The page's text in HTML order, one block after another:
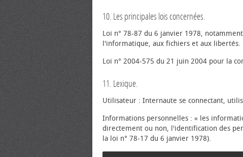
10. Les principales lois concernées.
Loi n° 78-87 du 6 janvier 1978,
l'informatique, aux fichiers et aux libertés.
Loi n° 2004-575 du 21 juin 2004 pour la
11. Lexique.
Utilisateur : Internaute se connectant,
Informations personnelles : « les
directement ou non, l'identification des
la loi n° 78-17 du 6 janvier 1978).